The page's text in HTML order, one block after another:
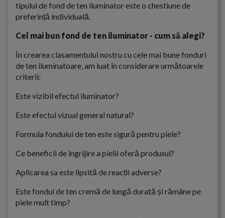
tipului de fond de ten iluminator este o chestiune de
preferință individuală.
Cel mai bun fond de ten iluminator - cum să alegi?
În crearea clasamentului nostru cu cele mai bune fonduri
de ten iluminatoare, am luat în considerare următoarele
criterii:
Este vizibil efectul iluminator?
Este efectul vizual general natural?
Formula fondului de ten este sigură pentru piele?
Ce beneficii de îngrijire a pielii oferă produsul?
Aplicarea sa este lipsită de reacții adverse?
Este fondul de ten cremă de lungă durată și rămâne pe
piele mult timp?